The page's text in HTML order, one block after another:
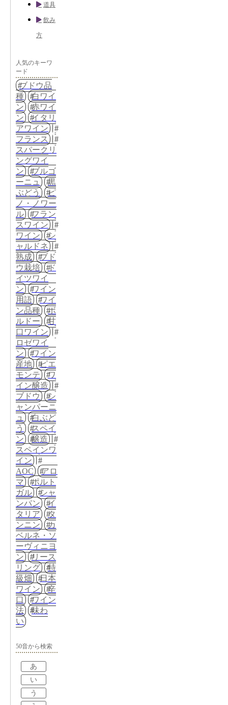
道具
飲み
方
人気のキーワ
ード
ブドウ品
種
白ワイ
ン
赤ワイ
ン
イタリ
アワイン
フランス
スパークリ
ングワイ
ン
ブルゴ
ーニュ
黒
ぶどう
ピ
ノ・ノワー
ル
フラン
スワイン
ワイン
シ
ャルドネ
熟成
ブド
ウ栽培
ド
イツワイ
ン
ワイン
用語
ワイ
ン品種
ボ
ルドー
甘
口ワイン
ロゼワイ
ン
ワイン
産地
ピエ
モンテ
ワ
イン醸造
ブドウ
シ
ャンパーニ
ュ
白ぶど
う
スペイ
ン
醸造
スペインワ
イン
AOC
アロ
マ
ポルト
ガル
シャ
ンパン
イ
タリア
タ
ンニン
カ
ベルネ・ソ
ーヴィニヨ
ン
リース
リング
特
級畑
日本
ワイン
辛
口
ワイン
法
味わ
い
50音から検索
あ
い
う